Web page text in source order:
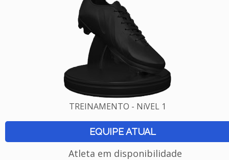
TREINAMENTO - NíVEL 1
EQUIPE ATUAL
Atleta em disponibilidade